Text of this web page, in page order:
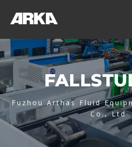
Fuzhou Arthas Fluid
Co., Ltd